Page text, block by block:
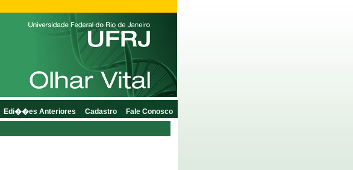
Edi��es Anteriores Cadastro Fale Conosco